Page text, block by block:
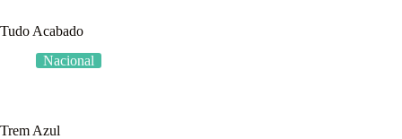
Tudo Acabado
Nacional
Trem Azul